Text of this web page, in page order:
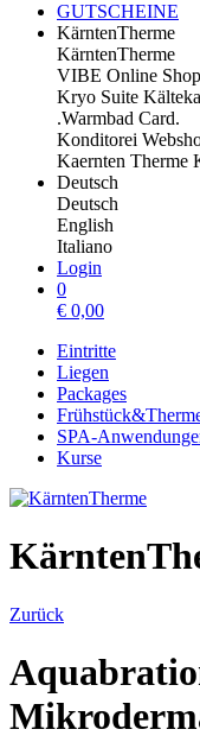
GUTSCHEINE
KärntenTherme
KärntenTherme
VIBE Online Shop
Kryo Suite
.Warmbad Card.
Konditorei
Kaernten Therme
Deutsch
Deutsch
English
Italiano
Login
0
€ 0,00
Eintritte
Liegen
Packages
SPA-
Kurse
Zurück